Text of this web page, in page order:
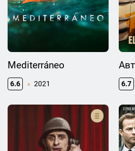
Mediterráneo
6.6 2021 6.7